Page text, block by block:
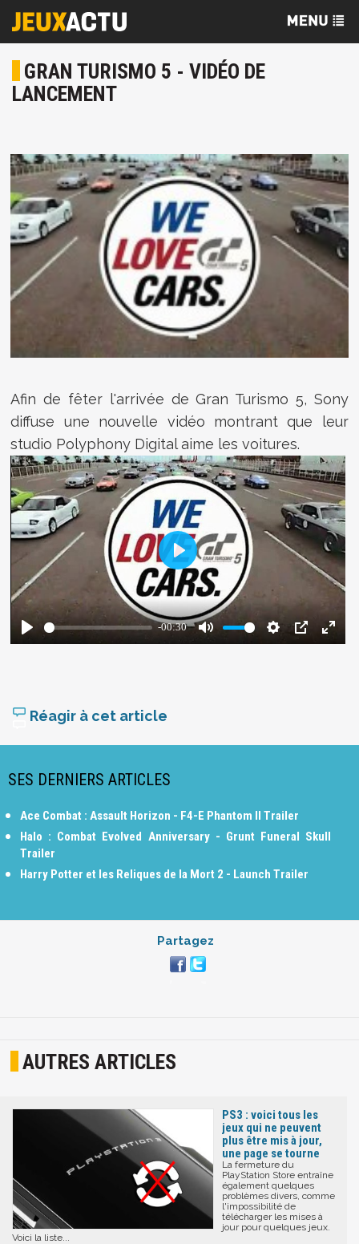
GRAN TURISMO 5 - VIDÉO DE
LANCEMENT
Afin de fêter l'arrivée de Gran Turismo 5, Sony
diffuse une nouvelle vidéo montrant que leur
studio Polyphony Digital aime les voitures.
Réagir à cet article
SES DERNIERS ARTICLES
Ace Combat : Assault Horizon - F4-E Phantom II Trailer
Halo : Combat Evolved Anniversary - Grunt Funeral Skull
Trailer
Harry Potter et les Reliques de la Mort 2 - Launch Trailer
Partagez
AUTRES ARTICLES
PS3 : voici tous les
jeux qui ne peuvent
plus être mis à jour,
une page se tourne
La fermeture du
PlayStation Store entraîne
également quelques
problèmes divers, comme
l'impossibilité de
télécharger les mises à
jour pour quelques jeux.
Voici la liste...